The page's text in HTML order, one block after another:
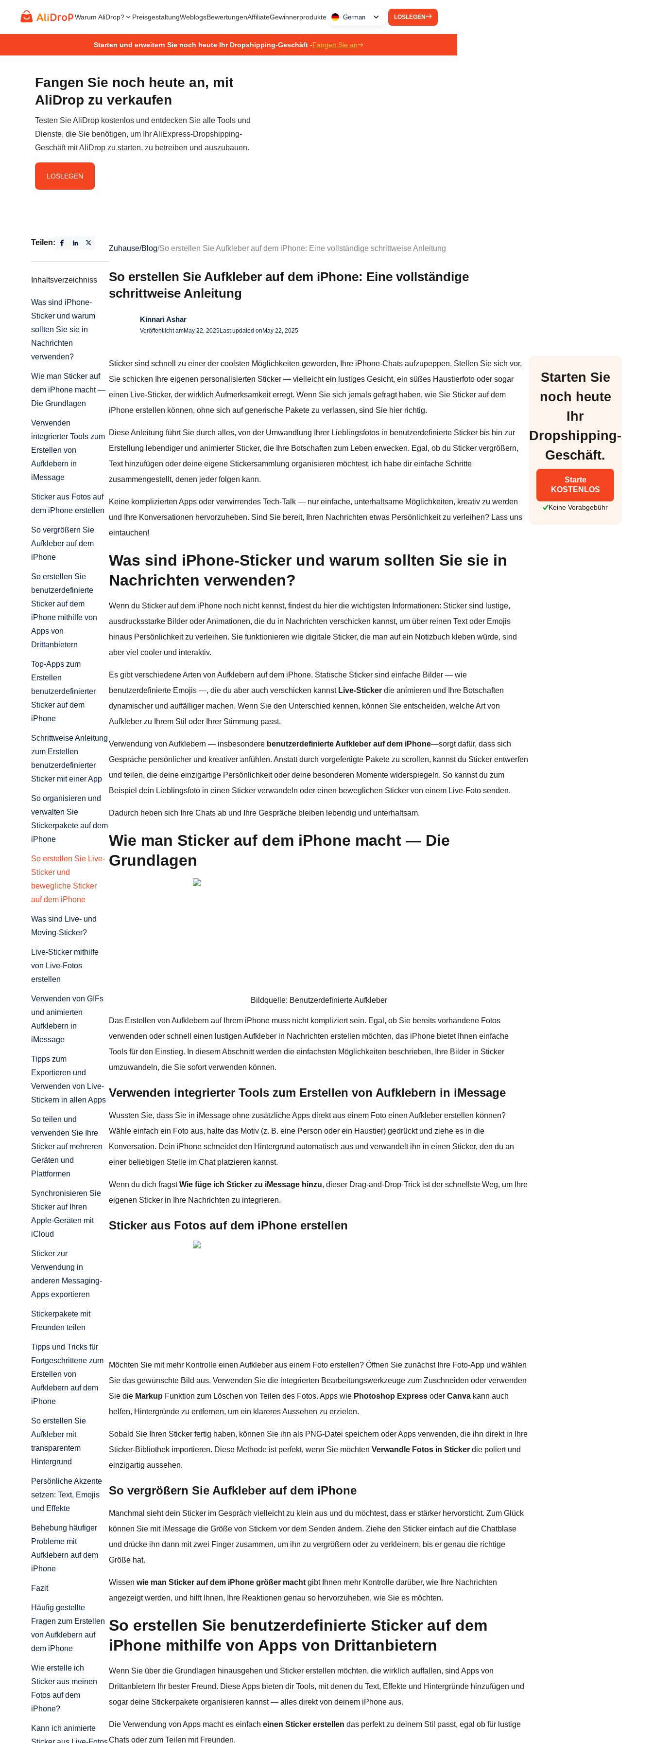
Warum AliDrop? PreisgestaltungWeblogsBewertungenAffiliateGewinnerprodukte German LOSLEGEN
Starten und erweitern Sie noch heute Ihr Dropshipping-Geschäft -Fangen Sie an
Fangen Sie noch heute an, mit
AliDrop zu verkaufen
Testen Sie AliDrop kostenlos und entdecken Sie alle Tools und
Dienste, die Sie benötigen, um Ihr AliExpress-Dropshipping-
Geschäft mit AliDrop zu starten, zu betreiben und auszubauen.
LOSLEGEN
Teilen:
Inhaltsverzeichniss
Was sind iPhone-
Sticker und warum
sollten Sie sie in
Nachrichten
verwenden?
Wie man Sticker auf
dem iPhone macht —
Die Grundlagen
Verwenden
integrierter Tools zum
Erstellen von
Aufklebern in
iMessage
Sticker aus Fotos auf
dem iPhone erstellen
So vergrößern Sie
Aufkleber auf dem
iPhone
So erstellen Sie
benutzerdefinierte
Sticker auf dem
iPhone mithilfe von
Apps von
Drittanbietern
Top-Apps zum
Erstellen
benutzerdefinierter
Sticker auf dem
iPhone
Schrittweise Anleitung
zum Erstellen
benutzerdefinierter
Sticker mit einer App
So organisieren und
verwalten Sie
Stickerpakete auf dem
iPhone
So erstellen Sie Live-
Sticker und
bewegliche Sticker
auf dem iPhone
Was sind Live- und
Moving-Sticker?
Live-Sticker mithilfe
von Live-Fotos
erstellen
Verwenden von GIFs
und animierten
Aufklebern in
iMessage
Tipps zum
Exportieren und
Verwenden von Live-
Stickern in allen Apps
So teilen und
verwenden Sie Ihre
Sticker auf mehreren
Geräten und
Plattformen
Synchronisieren Sie
Sticker auf Ihren
Apple-Geräten mit
iCloud
Sticker zur
Verwendung in
anderen Messaging-
Apps exportieren
Stickerpakete mit
Freunden teilen
Tipps und Tricks für
Fortgeschrittene zum
Erstellen von
Aufklebern auf dem
iPhone
So erstellen Sie
Aufkleber mit
transparentem
Hintergrund
Persönliche Akzente
setzen: Text, Emojis
und Effekte
Behebung häufiger
Probleme mit
Aufklebern auf dem
iPhone
Fazit
Häufig gestellte
Fragen zum Erstellen
von Aufklebern auf
dem iPhone
Wie erstelle ich
Sticker aus meinen
Fotos auf dem
iPhone?
Kann ich animierte
Zuhause/Blog/So erstellen Sie Aufkleber auf dem iPhone: Eine vollständige schrittweise Anleitung
So erstellen Sie Aufkleber auf dem iPhone: Eine vollständige
schrittweise Anleitung
Kinnari Ashar
Veröffentlicht amMay 22, 2025Last updated on May 22, 2025
Sticker sind schnell zu einer der coolsten Möglichkeiten geworden, Ihre iPhone-Chats aufzupeppen. Stellen Sie sich vor,
Sie schicken Ihre eigenen personalisierten Sticker — vielleicht ein lustiges Gesicht, ein süßes Haustierfoto oder sogar
einen Live-Sticker, der wirklich Aufmerksamkeit erregt. Wenn Sie sich jemals gefragt haben, wie Sie Sticker auf dem
iPhone erstellen können, ohne sich auf generische Pakete zu verlassen, sind Sie hier richtig.
Diese Anleitung führt Sie durch alles, von der Umwandlung Ihrer Lieblingsfotos in benutzerdefinierte Sticker bis hin zur
Erstellung lebendiger und animierter Sticker, die Ihre Botschaften zum Leben erwecken. Egal, ob du Sticker vergrößern,
Text hinzufügen oder deine eigene Stickersammlung organisieren möchtest, ich habe dir einfache Schritte
zusammengestellt, denen jeder folgen kann.
Keine komplizierten Apps oder verwirrendes Tech-Talk — nur einfache, unterhaltsame Möglichkeiten, kreativ zu werden
und Ihre Konversationen hervorzuheben. Sind Sie bereit, Ihren Nachrichten etwas Persönlichkeit zu verleihen? Lass uns
eintauchen!
Was sind iPhone-Sticker und warum sollten Sie sie in
Nachrichten verwenden?
Wenn du Sticker auf dem iPhone noch nicht kennst, findest du hier die wichtigsten Informationen: Sticker sind lustige,
ausdrucksstarke Bilder oder Animationen, die du in Nachrichten verschicken kannst, um über reinen Text oder Emojis
hinaus Persönlichkeit zu verleihen. Sie funktionieren wie digitale Sticker, die man auf ein Notizbuch kleben würde, sind
aber viel cooler und interaktiv.
Es gibt verschiedene Arten von Aufklebern auf dem iPhone. Statische Sticker sind einfache Bilder — wie
benutzerdefinierte Emojis —, die du aber auch verschicken kannst Live-Sticker die animieren und Ihre Botschaften
dynamischer und auffälliger machen. Wenn Sie den Unterschied kennen, können Sie entscheiden, welche Art von
Aufkleber zu Ihrem Stil oder Ihrer Stimmung passt.
Verwendung von Aufklebern — insbesondere benutzerdefinierte Aufkleber auf dem iPhone—sorgt dafür, dass sich
Gespräche persönlicher und kreativer anfühlen. Anstatt durch vorgefertigte Pakete zu scrollen, kannst du Sticker entwerfen
und teilen, die deine einzigartige Persönlichkeit oder deine besonderen Momente widerspiegeln. So kannst du zum
Beispiel dein Lieblingsfoto in einen Sticker verwandeln oder einen beweglichen Sticker von einem Live-Foto senden.
Dadurch heben sich Ihre Chats ab und Ihre Gespräche bleiben lebendig und unterhaltsam.
Wie man Sticker auf dem iPhone macht — Die
Grundlagen
Bildquelle: Benutzerdefinierte Aufkleber
Das Erstellen von Aufklebern auf Ihrem iPhone muss nicht kompliziert sein. Egal, ob Sie bereits vorhandene Fotos
verwenden oder schnell einen lustigen Aufkleber in Nachrichten erstellen möchten, das iPhone bietet Ihnen einfache
Tools für den Einstieg. In diesem Abschnitt werden die einfachsten Möglichkeiten beschrieben, Ihre Bilder in Sticker
umzuwandeln, die Sie sofort verwenden können.
Verwenden integrierter Tools zum Erstellen von Aufklebern in iMessage
Wussten Sie, dass Sie in iMessage ohne zusätzliche Apps direkt aus einem Foto einen Aufkleber erstellen können?
Wähle einfach ein Foto aus, halte das Motiv (z. B. eine Person oder ein Haustier) gedrückt und ziehe es in die
Konversation. Dein iPhone schneidet den Hintergrund automatisch aus und verwandelt ihn in einen Sticker, den du an
einer beliebigen Stelle im Chat platzieren kannst.
Wenn du dich fragstWie füge ich Sticker zu iMessage hinzu, dieser Drag-and-Drop-Trick ist der schnellste Weg, um Ihre
eigenen Sticker in Ihre Nachrichten zu integrieren.
Sticker aus Fotos auf dem iPhone erstellen
Möchten Sie mit mehr Kontrolle einen Aufkleber aus einem Foto erstellen? Öffnen Sie zunächst Ihre Foto-App und wählen
Sie das gewünschte Bild aus. Verwenden Sie die integrierten Bearbeitungswerkzeuge zum Zuschneiden oder verwenden
Sie die Markup Funktion zum Löschen von Teilen des Fotos. Apps wie Photoshop Express oder Canva kann auch
helfen, Hintergründe zu entfernen, um ein klareres Aussehen zu erzielen.
Sobald Sie Ihren Sticker fertig haben, können Sie ihn als PNG-Datei speichern oder Apps verwenden, die ihn direkt in Ihre
Sticker-Bibliothek importieren. Diese Methode ist perfekt, wenn Sie möchten Verwandle Fotos in Sticker die poliert und
einzigartig aussehen.
So vergrößern Sie Aufkleber auf dem iPhone
Manchmal sieht dein Sticker im Gespräch vielleicht zu klein aus und du möchtest, dass er stärker hervorsticht. Zum Glück
können Sie mit iMessage die Größe von Stickern vor dem Senden ändern. Ziehe den Sticker einfach auf die Chatblase
und drücke ihn dann mit zwei Finger zusammen, um ihn zu vergrößern oder zu verkleinern, bis er genau die richtige
Größe hat.
Wissen wie man Sticker auf dem iPhone größer macht gibt Ihnen mehr Kontrolle darüber, wie Ihre Nachrichten
angezeigt werden, und hilft Ihnen, Ihre Reaktionen genau so hervorzuheben, wie Sie es möchten.
So erstellen Sie benutzerdefinierte Sticker auf dem
iPhone mithilfe von Apps von Drittanbietern
Wenn Sie über die Grundlagen hinausgehen und Sticker erstellen möchten, die wirklich auffallen, sind Apps von
Drittanbietern Ihr bester Freund. Diese Apps bieten dir Tools, mit denen du Text, Effekte und Hintergründe hinzufügen und
sogar deine Stickerpakete organisieren kannst — alles direkt von deinem iPhone aus.
Die Verwendung von Apps macht es einfach einen Sticker erstellen das perfekt zu deinem Stil passt, egal ob für lustige
Chats oder zum Teilen mit Freunden.
Starten Sie
noch heute
Ihr
Dropshipping-
Geschäft.
Starte
KOSTENLOS
Keine Vorabgebühr